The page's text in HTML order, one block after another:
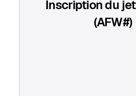
Inscription du
(AFW#)